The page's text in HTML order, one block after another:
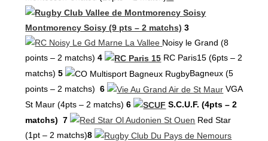
Montmorency Soisy (9 pts – 2 matchs) 3
Noisy le Grand (8
points – 2 matchs)4
RC Paris15 (6pts – 2
matchs) 5
Bagneux (5
points – 2 matchs) 6
VGA
St Maur (4pts – 2 matchs)6
S.C.U.F. (4pts – 2
matchs) 7
Red Star
(1pt – 2 matchs)8